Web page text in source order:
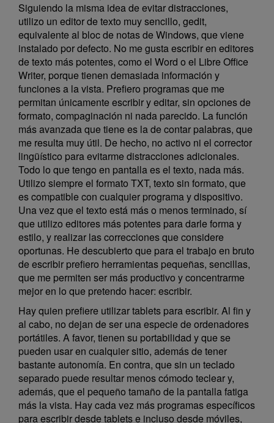
Siguiendo la misma idea de evitar distracciones,
utilizo un editor de texto muy sencillo, gedit,
equivalente al bloc de notas de Windows, que viene
instalado por defecto. No me gusta escribir en editores
de texto más potentes, como el Word o el Libre Office
Writer, porque tienen demasiada información y
funciones a la vista. Prefiero programas que me
permitan únicamente escribir y editar, sin opciones de
formato, compaginación ni nada parecido. La función
más avanzada que tiene es la de contar palabras, que
me resulta muy útil. De hecho, no activo ni el corrector
lingüístico para evitarme distracciones adicionales.
Todo lo que tengo en pantalla es el texto, nada más.
Utilizo siempre el formato TXT, texto sin formato, que
es compatible con cualquier programa y dispositivo.
Una vez que el texto está más o menos terminado, sí
que utilizo editores más potentes para darle forma y
estilo, y realizar las correcciones que considere
oportunas. He descubierto que para el trabajo en bruto
de escribir prefiero herramientas pequeñas, sencillas,
que me permiten ser más productivo y concentrarme
mejor en lo que pretendo hacer: escribir.
Hay quien prefiere utilizar tablets para escribir. Al fin y
al cabo, no dejan de ser una especie de ordenadores
portátiles. A favor, tienen su portabilidad y que se
pueden usar en cualquier sitio, además de tener
bastante autonomía. En contra, que sin un teclado
separado puede resultar menos cómodo teclear y,
además, que el pequeño tamaño de la pantalla fatiga
más la vista. Hay cada vez más programas específicos
para escribir desde tablets e incluso desde móviles,